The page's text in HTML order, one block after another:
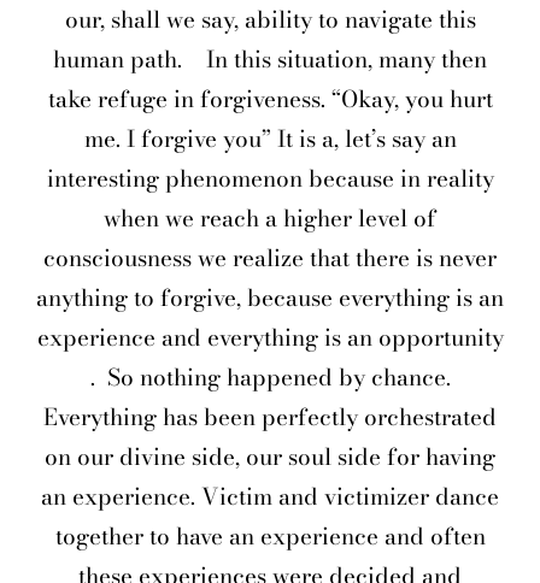
our, shall we say, ability to navigate this
human path.
In this situation, many then
take refuge in forgiveness. “Okay, you hurt
me. I forgive you” It is a, let’s say an
interesting phenomenon because in reality
when we reach a higher level of
consciousness we realize that there is never
anything to forgive, because everything is an
experience and everything is an opportunity
. So nothing happened by chance.
Everything has been perfectly orchestrated
on our divine side, our soul side for having
an experience. Victim and victimizer dance
together to have an experience and often